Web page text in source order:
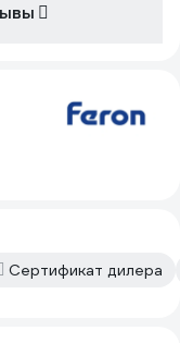
Сертификат дилера